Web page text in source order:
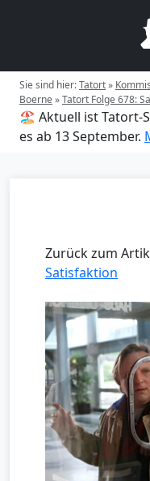
Sie sind hier:Tatort»
Boerne»Tatort Folge 678:
🏖️ Aktuell ist Tatort-
es ab 13 September.
Zurück zum
Satisfaktion